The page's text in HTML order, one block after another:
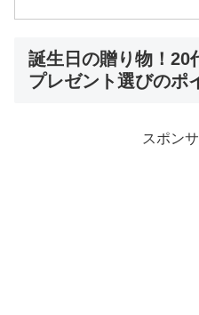
誕生日の贈り物！20
プレゼント選びのポ
スポン